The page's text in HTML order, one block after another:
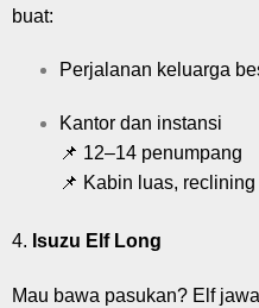
buat:
Perjalanan keluarga
Kantor dan instansi
📌 12–14 penumpang
📌 Kabin luas,
4. Isuzu Elf Long
Mau bawa pasukan? Elf